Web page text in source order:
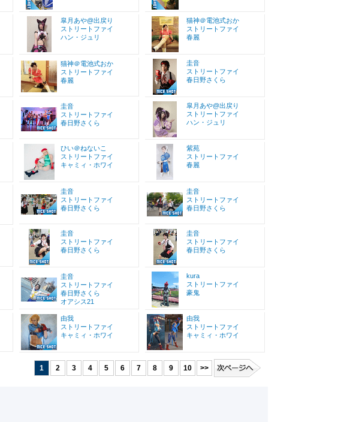
皐月あや@出戻り
ストリートファイ
ハン・ジュリ
猫神＠電池式おか
ストリートファイ
春麗
猫神＠電池式おか
ストリートファイ
春麗
圭音
ストリートファイ
春日野さくら
圭音
ストリートファイ
春日野さくら
皐月あや@出戻り
ストリートファイ
ハン・ジュリ
ひい＠ねないこ
ストリートファイ
キャミィ・ホワイ
紫苑
ストリートファイ
春麗
圭音
ストリートファイ
春日野さくら
圭音
ストリートファイ
春日野さくら
圭音
ストリートファイ
春日野さくら
圭音
ストリートファイ
春日野さくら
圭音
ストリートファイ
春日野さくら
オアシス21
kura
ストリートファイ
豪鬼
由我
ストリートファイ
キャミィ・ホワイ
由我
ストリートファイ
キャミィ・ホワイ
1 2 3 4 5 6 7 8 9 10 >>